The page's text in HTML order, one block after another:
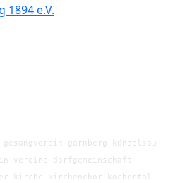
garnberg künzelsau
vereine dorfgemeinschaft
kirche kirchenchor kochertal